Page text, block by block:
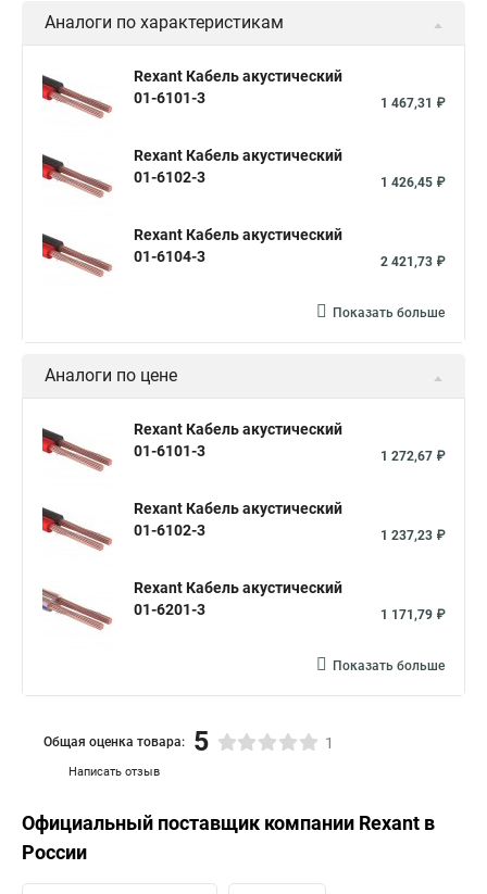
Аналоги по характеристикам
Rexant Кабель акустический
01-6101-3
1 467,31 ₽
Rexant Кабель акустический
01-6102-3
1 426,45 ₽
Rexant Кабель акустический
01-6104-3
2 421,73 ₽
Показать больше
Аналоги по цене
Rexant Кабель акустический
01-6101-3
1 272,67 ₽
Rexant Кабель акустический
01-6102-3
1 237,23 ₽
Rexant Кабель акустический
01-6201-3
1 171,79 ₽
Показать больше
Написать отзыв
Общая оценка товара: 5 1
Официальный поставщик компании Rexant в
России